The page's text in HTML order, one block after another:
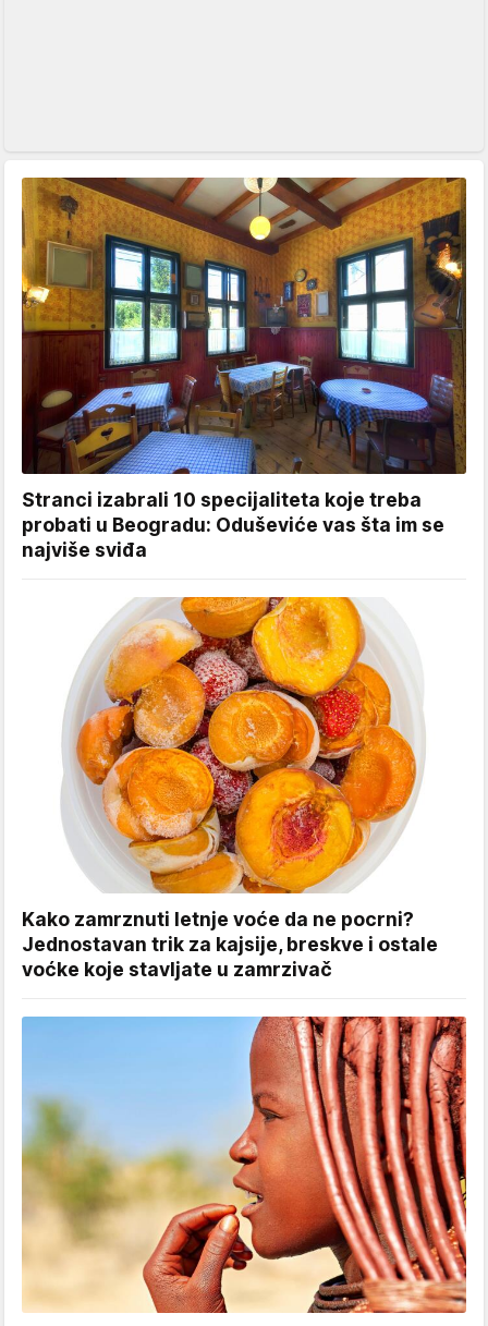
Stranci izabrali 10 specijaliteta koje treba
probati u Beogradu: Oduševiće vas šta im se
najviše sviđa
Kako zamrznuti letnje voće da ne pocrni?
Jednostavan trik za kajsije, breskve i ostale
voćke koje stavljate u zamrzivač